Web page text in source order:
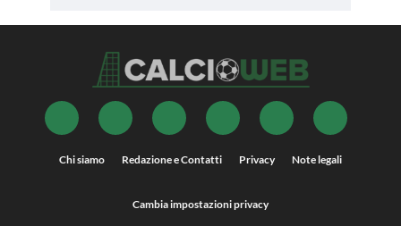
Chi siamo Redazione e Contatti Privacy Note legali
Cambia impostazioni privacy